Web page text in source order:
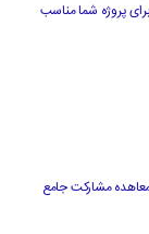
پروژه شما مناسب
مشارکت جامع